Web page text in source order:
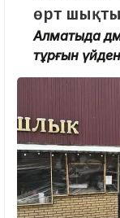
өрт шықты
Алматыда
тұрғын